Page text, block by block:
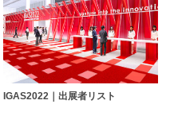
IGAS2022｜出展者リスト